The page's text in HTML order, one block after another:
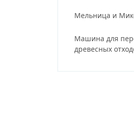
Мельница и
Машина для
древесных